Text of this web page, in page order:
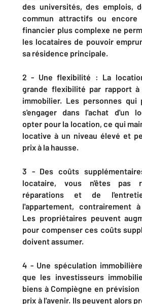
des universités, des emplois,
commun attractifs ou encore
financier plus complexe ne
les locataires de pouvoir
sa résidence principale.
2 - Une flexibilité : La
grande flexibilité par rapport à
immobilier. Les personnes qui
s'engager dans l'achat d'un
opter pour la location, ce qui
locative à un niveau élevé et
prix à la hausse.
3 - Des coûts
locataire, vous n'êtes pas
réparations et de
l'appartement, contrairement
Les propriétaires peuvent
pour compenser ces coûts
doivent assumer.
4 - Une spéculation
que les investisseurs
biens à Compiègne en
prix à l'avenir. Ils peuvent alors